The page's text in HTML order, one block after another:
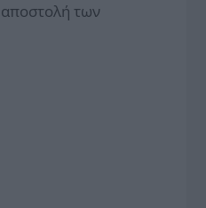
αποστολή των